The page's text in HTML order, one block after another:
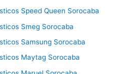
Speed Queen Sorocaba
Smeg Sorocaba
Samsung Sorocaba
Maytag Sorocaba